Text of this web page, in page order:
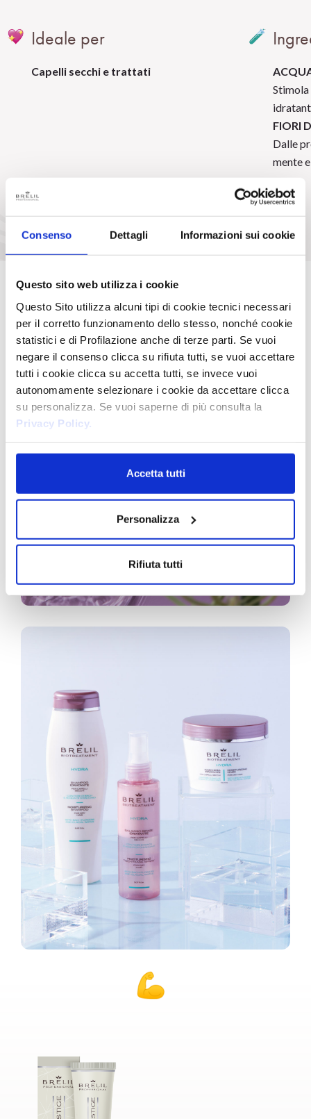
Consenso Dettagli Informazioni sui cookie
Questo sito web utilizza i cookie
Questo Sito utilizza alcuni tipi di cookie tecnici necessari
per il corretto funzionamento dello stesso, nonché cookie
statistici e di Profilazione anche di terze parti. Se vuoi
negare il consenso clicca su rifiuta tutti, se vuoi accettare
tutti i cookie clicca su accetta tutti, se invece vuoi
autonomamente selezionare i cookie da accettare clicca
su personalizza. Se vuoi saperne di più consulta la
Privacy Policy.
Accetta tutti
Personalizza
Rifiuta tutti
Ideale per
Capelli secchi e trattati
FIORI
Dalle
mente